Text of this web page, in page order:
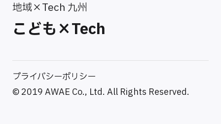
地域×Tech 九州
こども×Tech
プライバシーポリシー
© 2019 AWAE Co., Ltd. All Rights Reserved.